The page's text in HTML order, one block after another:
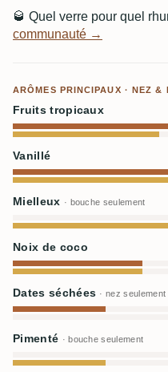
🥃 Quel verre pour quel
communauté →
ARÔMES PRINCIPAUX · NEZ &
Fruits tropicaux
Vanillé
Mielleux · bouche seulement
Noix de coco
Dates séchées · nez seulement
Pimenté · bouche seulement